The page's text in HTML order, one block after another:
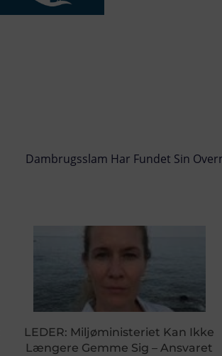
Dambrugsslam Har Fundet Sin
LEDER: Miljøministeriet Kan Ikke
Længere Gemme Sig – Ansvaret